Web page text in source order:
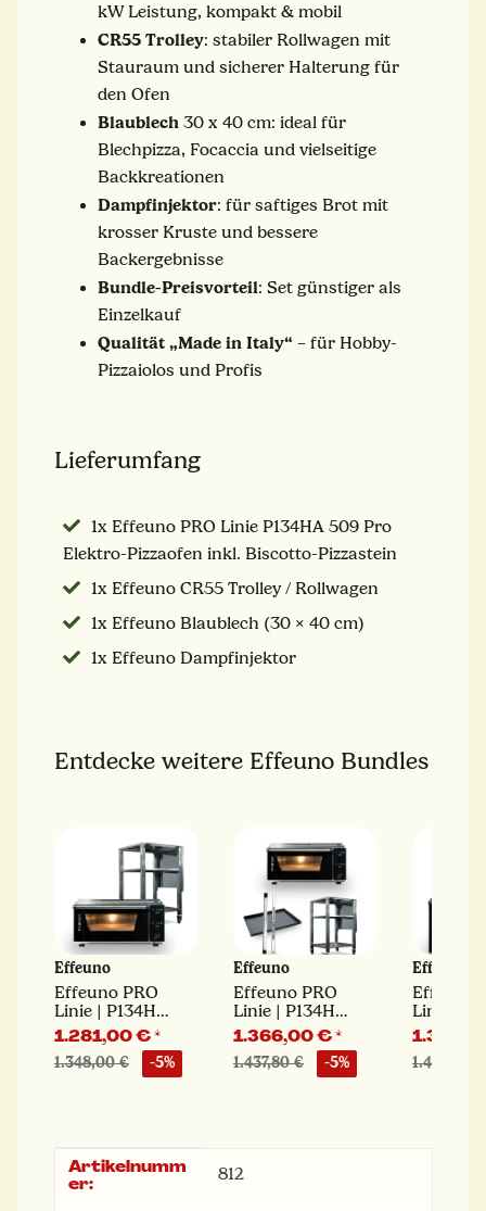
kW Leistung, kompakt & mobil
CR55 Trolley: stabiler Rollwagen mit
Stauraum und sicherer Halterung für
den Ofen
Blaublech 30 x 40 cm: ideal für
Blechpizza, Focaccia und vielseitige
Backkreationen
Dampfinjektor: für saftiges Brot mit
krosser Kruste und bessere
Backergebnisse
Bundle-Preisvorteil: Set günstiger als
Einzelkauf
Qualität „Made in Italy“ – für Hobby-
Pizzaiolos und Profis
Lieferumfang
1x Effeuno PRO Linie P134HA 509 Pro
Elektro-Pizzaofen inkl. Biscotto-Pizzastein
1x Effeuno CR55 Trolley / Rollwagen
1x Effeuno Blaublech (30 × 40 cm)
1x Effeuno Dampfinjektor
Entdecke weitere Effeuno Bundles
Effeuno
Effeuno PRO
Linie | P134H
Komfort-Paket
1.281,00 €*
1.348,00 € -5%
Effeuno
Effeuno PRO
Linie | P134H
Profi-Paket
1.366,00 €*
1.437,80 € -5%
Effeuno
Effeuno
Linie |
1.408,00
Produkteigenschaft
Wert
Artikelnumm
er:
812